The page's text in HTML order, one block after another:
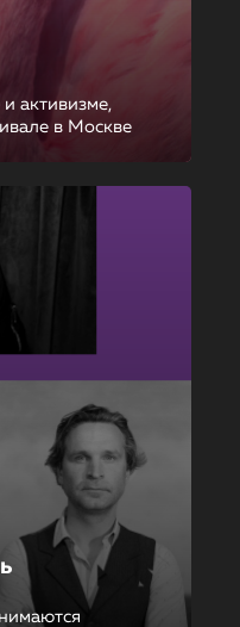
активизме,
в Москве